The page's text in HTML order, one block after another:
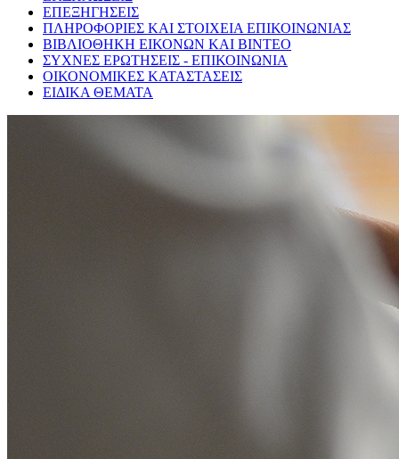
ΕΠΕΞΗΓΗΣΕΙΣ
ΠΛΗΡΟΦΟΡΙΕΣ ΚΑΙ ΣΤΟΙΧΕΙΑ ΕΠΙΚΟΙΝΩΝΙΑΣ
ΒΙΒΛΙΟΘΗΚΗ ΕΙΚΟΝΩΝ ΚΑΙ ΒΙΝΤΕΟ
ΣΥΧΝΕΣ ΕΡΩΤΗΣΕΙΣ - ΕΠΙΚΟΙΝΩΝΙΑ
ΟΙΚΟΝΟΜΙΚΕΣ ΚΑΤΑΣΤΑΣΕΙΣ
ΕΙΔΙΚΑ ΘΕΜΑΤΑ